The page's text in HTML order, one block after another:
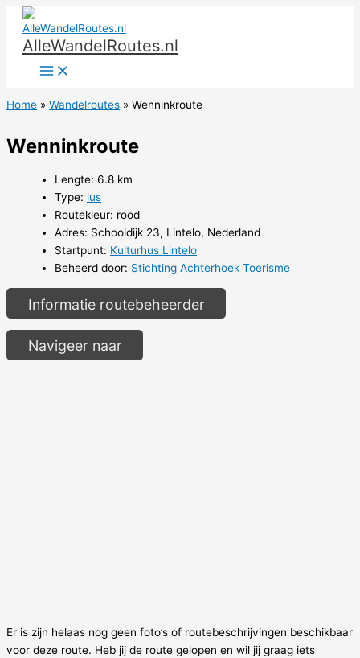
naar
inhoud
AlleWandelRoutes.nl
Home Wandelroutes Wenninkroute
Wenninkroute
Lengte: 6.8 km
Type: lus
Routekleur: rood
Adres: Schooldijk 23, Lintelo, Nederland
Startpunt: Kulturhus Lintelo
Beheerd door: Stichting Achterhoek Toerisme
Informatie routebeheerder
Navigeer naar
Er is zijn helaas nog geen foto’s of routebeschrijvingen beschikbaar
voor deze route. Heb jij de route gelopen en wil jij graag iets